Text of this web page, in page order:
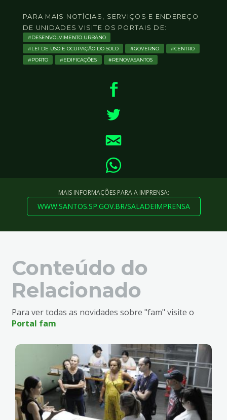
PARA MAIS NOTÍCIAS, SERVIÇOS E ENDEREÇO
DE UNIDADES VISITE OS PORTAIS DE:
DESENVOLVIMENTO URBANO
LEI DE USO E OCUPAÇÃO DO SOLO
GOVERNO
CENTRO
PORTO
EDIFICAÇÕES RENOVASANTOS
MAIS INFORMAÇÕES PARA A IMPRENSA:
WWW.SANTOS.SP.GOV.BR/SALADEIMPRENSA
Conteúdo do
Relacionado
Para ver todas as novidades sobre "fam" visite o
Portal fam